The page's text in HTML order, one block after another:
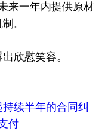
来一年内提供原材
。
欣慰笑容。
续半年的合同纠
付